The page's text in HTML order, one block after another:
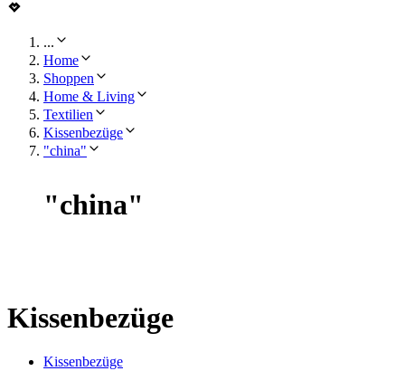
...
Home
Shoppen
Home & Living
Textilien
Kissenbezüge
"china"
"china"
Kissenbezüge
Kissenbezüge